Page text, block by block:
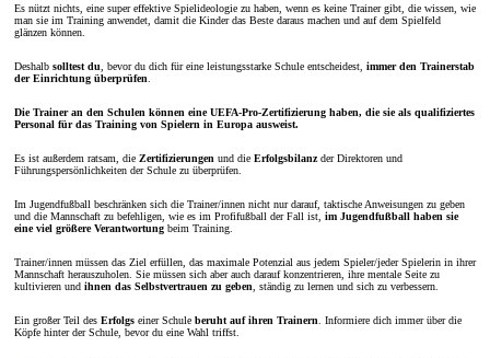
Es nützt nichts, eine super effektive Spielideologie zu haben, wenn es keine Trainer gibt, die wissen, wie
man sie im Training anwendet, damit die Kinder das Beste daraus machen und auf dem Spielfeld
glänzen können.
Deshalb solltest du , bevor du dich für eine leistungsstarke Schule entscheidest, immer den Trainerstab
der Einrichtung überprüfen
Die Trainer an den Schulen können eine UEFA-Pro-Zertifizierung haben, die sie als qualifiziertes
Personal für das Training von Spielern in Europa ausweist.
Es ist außerdem ratsam, die Zertifizierungen und die Erfolgsbilanzder Direktoren und
Führungspersönlichkeiten der Schule zu überprüfen.
Im Jugendfußball beschränken sich die Trainer/innen nicht nur darauf, taktische Anweisungen zu geben
und die Mannschaft zu befehligen, wie es im Profifußball der Fall ist, im Jugendfußball haben sie
eine viel größere Verantwortung beim Training.
Trainer/innen müssen das Ziel erfüllen, das maximale Potenzial aus jedem Spieler/jeder Spielerin in ihrer
Mannschaft herauszuholen. Sie müssen sich aber auch darauf konzentrieren, ihre mentale Seite zu
kultivieren und ihnen das Selbstvertrauen zu geben , ständig zu lernen und sich zu verbessern.
Ein großer Teil des Erfolgs einer Schule beruht auf ihren Trainern . Informiere dich immer über die
Köpfe hinter der Schule, bevor du eine Wahl triffst.